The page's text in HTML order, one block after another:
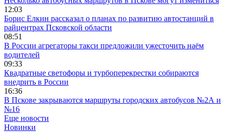
12:03
Борис Елкин рассказал о планах по развитию автостанций в
райцентрах Псковской области
08:51
В России агрегаторы такси предложили ужесточить наём
водителей
09:33
Квадратные светофоры и турбоперекрестки собираются
внедрить в России
16:36
В Пскове закрываются маршруты городских автобусов №2А и
№16
Еще новости
Новинки